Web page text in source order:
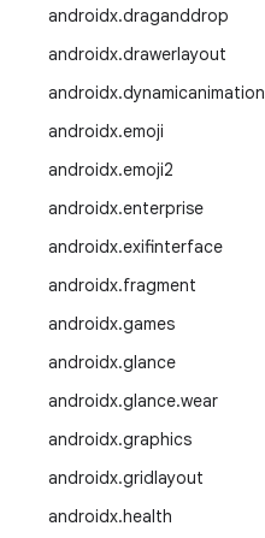
androidx.draganddrop
androidx.drawerlayout
androidx.dynamicanimation
androidx.emoji
androidx.emoji2
androidx.enterprise
androidx.exifinterface
androidx.fragment
androidx.games
androidx.glance
androidx.glance.wear
androidx.graphics
androidx.gridlayout
androidx.health